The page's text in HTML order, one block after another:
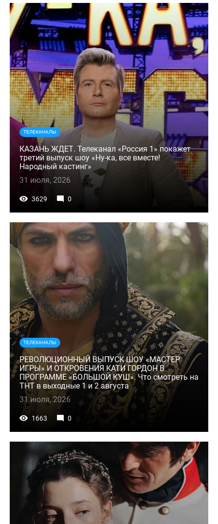
ТЕЛЕКАНАЛЫ
КАЗАНЬ ЖДЕТ. Телеканал «Россия 1» покажет
третий выпуск шоу «Ну-ка, все вместе!
Народный кастинг»
31 июля, 2026
3629 0
ТЕЛЕКАНАЛЫ
РЕВОЛЮЦИОННЫЙ ВЫПУСК ШОУ «МАСТЕР
ИГРЫ» И ОТКРОВЕНИЯ КАТИ ГОРДОН В
ПРОГРАММЕ «БОЛЬШОЙ КУШ». Что смотреть на
ТНТ в выходные 1 и 2 августа
31 июля, 2026
1663 0